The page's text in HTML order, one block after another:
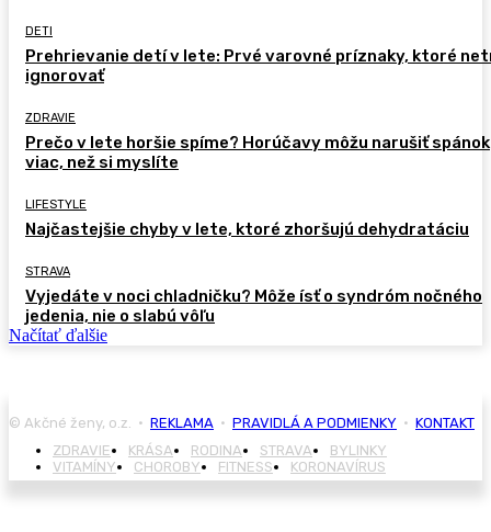
DETI
Prehrievanie detí v lete: Prvé varovné príznaky, ktoré
ignorovať
ZDRAVIE
Prečo v lete horšie spíme? Horúčavy môžu narušiť spánok
viac, než si myslíte
LIFESTYLE
Najčastejšie chyby v lete, ktoré zhoršujú dehydratáciu
STRAVA
Vyjedáte v noci chladničku? Môže ísť o syndróm nočného
jedenia, nie o slabú vôľu
Načítať ďalšie
© Akčné ženy, o.z. • REKLAMA • PRAVIDLÁ A PODMIENKY • KONTAKT
ZDRAVIE
KRÁSA RODINA STRAVA
BYLINKY
VITAMÍNY
CHOROBY FITNESS KORONAVÍRUS